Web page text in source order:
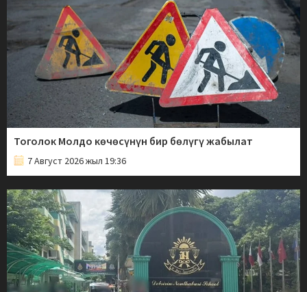
Тоголок Молдо көчөсүнүн бир бөлүгү жабылат
7 Август 2026 жыл 19:36